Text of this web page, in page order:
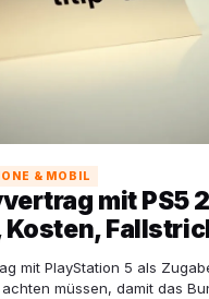
& MOBIL
mit PS5
Kosten,
mit PlayStation 5 als
müssen, damit das